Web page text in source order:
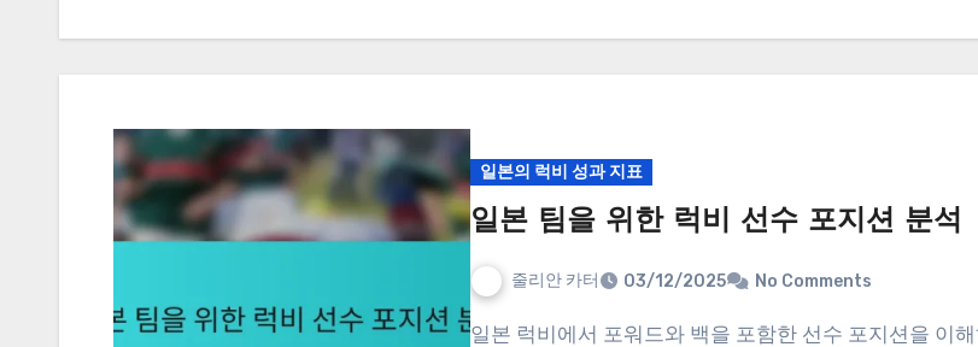
일본의 럭비 성과 지표
일본 팀을 위한 럭비 선수 포지션 분석
줄리안 카터 03/12/2025 No Comments
일본 럭비에서 포워드와 백을 포함한 선수 포지션을 이해하